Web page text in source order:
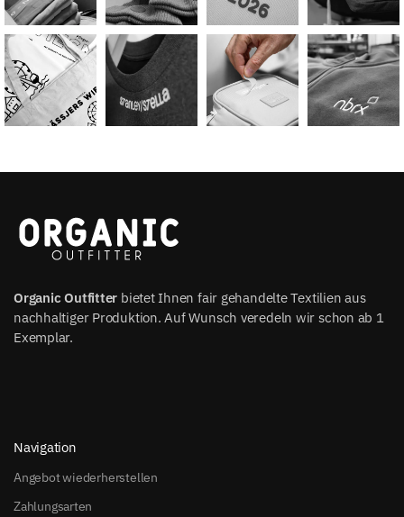
Organic Outfitter bietet Ihnen fair gehandelte Textilien aus
nachhaltiger Produktion. Auf Wunsch veredeln wir schon ab 1
Exemplar.
Navigation
Angebot wiederherstellen
Zahlungsarten